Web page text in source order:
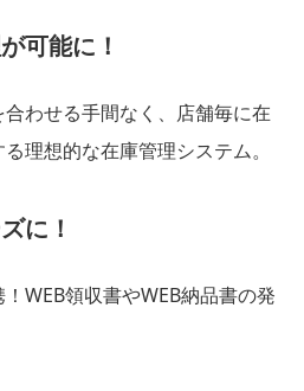
可能に！
わせる手間なく、店舗毎に在
理想的な在庫管理システム。
に！
WEB領収書やWEB納品書の発